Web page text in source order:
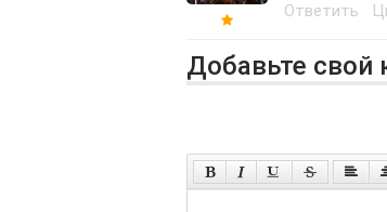
Ответить
Добавьте свой